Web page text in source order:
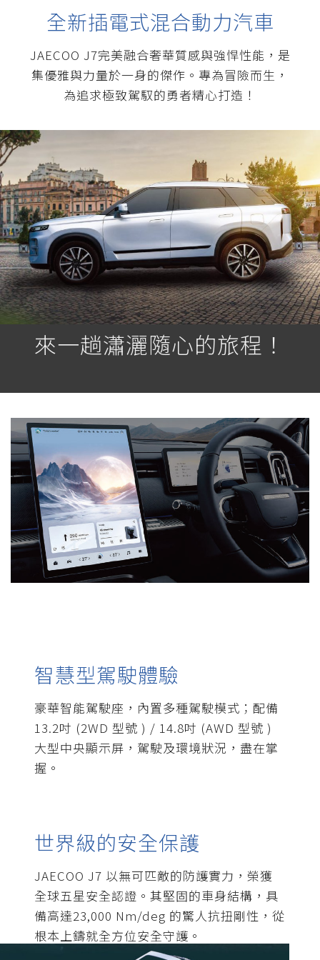
全新插電式混合動力汽車
JAECOO J7完美融合奢華質感與強悍性能，是
集優雅與力量於一身的傑作。專為冒險而生，
為追求極致駕馭的勇者精心打造！
來一趟瀟灑隨心的旅程！
智慧型駕駛體驗
豪華智能駕駛座，內置多種駕駛模式；配備
13.2吋 (2WD 型號 ) / 14.8吋 (AWD 型號 )
大型中央顯示屏，駕駛及環境狀況，盡在掌
握。
世界級的安全保護
JAECOO J7 以無可匹敵的防護實力，榮獲
全球五星安全認證。其堅固的車身結構，具
備高達23,000 Nm/deg 的驚人抗扭剛性，從
根本上鑄就全方位安全守護。